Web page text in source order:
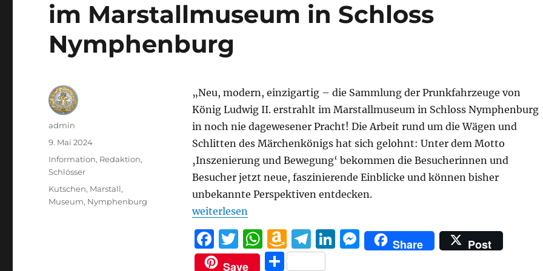
im Marstallmuseum in Schloss
Nymphenburg
„Neu, modern, einzigartig – die Sammlung der Prunkfahrzeuge von
König Ludwig II. erstrahlt im Marstallmuseum in Schloss Nymphenburg
in noch nie dagewesener Pracht! Die Arbeit rund um die Wägen und
Schlitten des Märchenkönigs hat sich gelohnt: Unter dem Motto
‚Inszenierung und Bewegung‘ bekommen die Besucherinnen und
Besucher jetzt neue, faszinierende Einblicke und können bisher
unbekannte Perspektiven entdecken.
„GALAWAGEN VON KÖNIG LUDWIG II. ERSTRAHLT IN NEUEM
weiterlesen
F
a
T
w
W
h
A
m
T
el
Li M
e
Share
Post
Save
T
Autor
admin
Veröffentlicht
am
9. Mai 2024
Kategorien
Information, Redaktion,
Schlösser
Schlagwörter
Kutschen, Marstall,
Museum, Nymphenburg